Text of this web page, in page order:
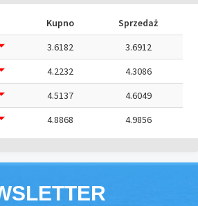
Kupno
Sprzedaż
3.6182
3.6912
4.2232
4.3086
4.5137
4.6049
4.8868 4.9856